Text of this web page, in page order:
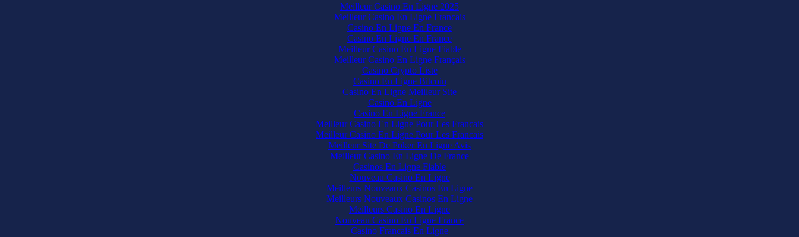
Meilleur Casino En Ligne 2025
Meilleur Casino En Ligne Francais
Casino En Ligne En France
Casino En Ligne En France
Meilleur Casino En Ligne Fiable
Meilleur Casino En Ligne Français
Casino Crypto Liste
Casino En Ligne Bitcoin
Casino En Ligne Meilleur Site
Casino En Ligne
Casino En Ligne France
Meilleur Casino En Ligne Pour Les Francais
Meilleur Casino En Ligne Pour Les Francais
Meilleur Site De Poker En Ligne Avis
Meilleur Casino En Ligne De France
Casinos En Ligne Fiable
Nouveau Casino En Ligne
Meilleurs Nouveaux Casinos En Ligne
Meilleurs Nouveaux Casinos En Ligne
Meilleurs Casino En Ligne
Nouveau Casino En Ligne France
Casino Francais En Ligne